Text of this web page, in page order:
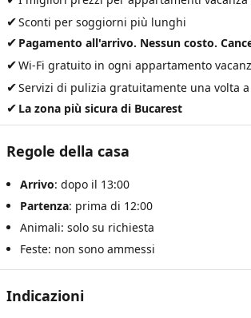
✔Sconti per soggiorni più lunghi
✔ Pagamento all'arrivo. Nessun costo.
✔Wi-Fi gratuito in ogni appartamento
✔Servizi di pulizia gratuitamente una volta
✔ La zona più sicura di Bucarest
Regole della casa
Arrivo: dopo il 13:00
Partenza: prima di 12:00
Animali: solo su richiesta
Feste: non sono ammessi
Indicazioni